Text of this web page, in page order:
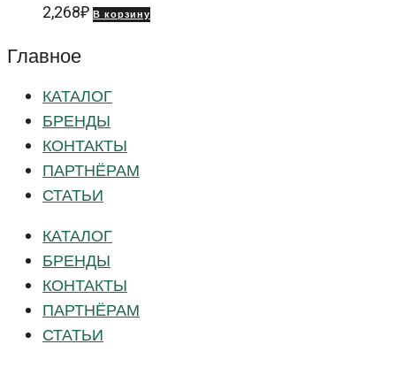
2,268₽ В корзину
Главное
КАТАЛОГ
БРЕНДЫ
КОНТАКТЫ
ПАРТНЁРАМ
СТАТЬИ
КАТАЛОГ
БРЕНДЫ
КОНТАКТЫ
ПАРТНЁРАМ
СТАТЬИ